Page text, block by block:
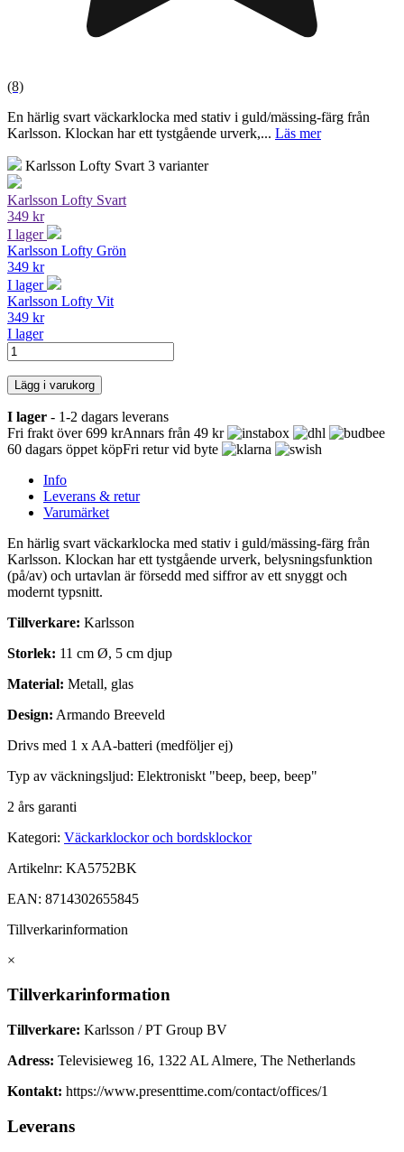
(8)
En härlig svart väckarklocka med stativ i guld/mässing-färg från
Karlsson. Klockan har ett tystgående urverk,... Läs mer
Karlsson Lofty Svart 3 varianter
Karlsson Lofty Svart
349 kr
I lager
Karlsson Lofty Grön
349 kr
I lager
Karlsson Lofty Vit
349 kr
I lager
Lägg i varukorg
I lager - 1-2 dagars leverans
Fri frakt över 699 krAnnars från 49 kr
60 dagars öppet köpFri retur vid byte
Info
Leverans & retur
Varumärket
En härlig svart väckarklocka med stativ i guld/mässing-färg från
Karlsson. Klockan har ett tystgående urverk, belysningsfunktion
(på/av) och urtavlan är försedd med siffror av ett snyggt och
modernt typsnitt.
Tillverkare: Karlsson
Storlek: 11 cm Ø, 5 cm djup
Material: Metall, glas
Design: Armando Breeveld
Drivs med 1 x AA-batteri (medföljer ej)
Typ av väckningsljud: Elektroniskt "beep, beep, beep"
2 års garanti
Kategori: Väckarklockor och bordsklockor
Artikelnr: KA5752BK
EAN: 8714302655845
Tillverkarinformation
×
Tillverkarinformation
Tillverkare: Karlsson / PT Group BV
Adress: Televisieweg 16, 1322 AL Almere, The Netherlands
Kontakt: https://www.presenttime.com/contact/offices/1
Leverans